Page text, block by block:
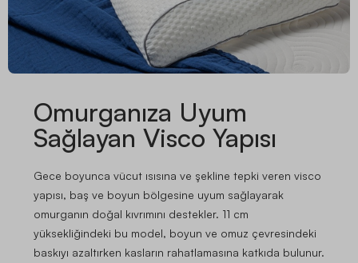
Omurganıza Uyum
Sağlayan Visco Yapısı
Gece boyunca vücut ısısına ve şekline tepki veren visco
yapısı, baş ve boyun bölgesine uyum sağlayarak
omurganın doğal kıvrımını destekler. 11 cm
yüksekliğindeki bu model, boyun ve omuz çevresindeki
baskıyı azaltırken kasların rahatlamasına katkıda bulunur.